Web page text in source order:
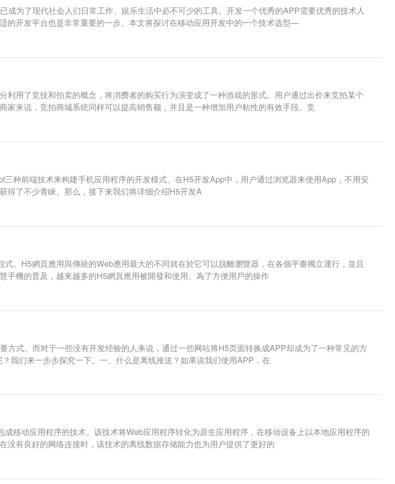
成为了现代社会人们日常工作、娱乐生活中必不可少的工具。开发一个优秀的APP需要优秀的技术人
的开发平台也是非常重要的一步。本文将探讨在移动应用开发中的一个技术选型—
利用了竞技和拍卖的概念，将消费者的购买行为演变成了一种游戏的形式。用户通过出价来竞拍某个
家来说，竞拍商城系统同样可以提高销售额，并且是一种增加用户粘性的有效手段。竞
种前端技术来构建手机应用程序的开发模式。在H5开发App中，用户通过浏览器来使用App，不用安
得了不少青睐。那么，接下来我们将详细介绍H5开发A
。H5網頁應用與傳統的Web應用最大的不同就在於它可以脱離瀏覽器，在各個平臺獨立運行，並且
手機的普及，越來越多的H5網頁應用被開發和使用。為了方便用戶的操作
方式。而对于一些没有开发经验的人来说，通过一些网站将H5页面转换成APP却成为了一种常见的方
我们来一步步探究一下。一、什么是离线推送？如果说我们使用APP，在
移动应用程序的技术。该技术将Web应用程序转化为原生应用程序，在移动设备上以本地应用程序的
没有良好的网络连接时，该技术的离线数据存储能力也为用户提供了更好的